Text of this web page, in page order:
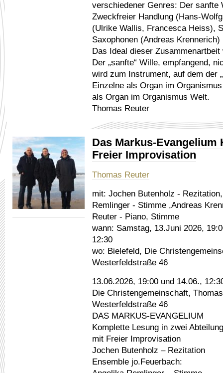
verschiedener Genres: Der
Zweckfreier Handlung (Hans-
(Ulrike Wallis, Francesca Heiss),
Saxophonen (Andreas
Das Ideal dieser
Der „sanfte“ Wille, empfangend,
wird zum Instrument, auf dem der
Einzelne als Organ im
als Organ im Organismus Welt.
Thomas Reuter
Das Markus-Evangelium
Freier Improvisation
Thomas Reuter
mit: Jochen Butenholz -
Remlinger - Stimme ,Andreas
Reuter - Piano, Stimme
wann: Samstag, 13.Juni 2026,
12:30
wo: Bielefeld, Die
Westerfeldstraße 46
13.06.2026, 19:00 und 14.06.,
Die Christengemeinschaft,
Westerfeldstraße 46
DAS MARKUS-EVANGELIUM
Komplette Lesung in zwei
mit Freier Improvisation
Jochen Butenholz – Rezitation
Ensemble jo.Feuerbach: